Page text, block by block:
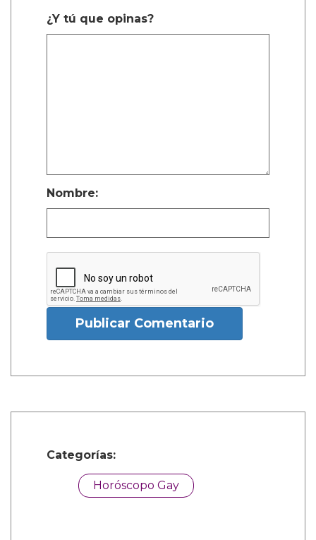
¿Y tú que opinas?
Nombre:
Publicar Comentario
Categorías:
Horóscopo Gay